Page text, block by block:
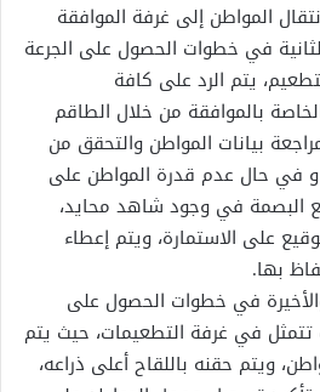
المواطن إلى غرفة الموافقة
في خطوات الحصول على الجرعة
يتم الرد على كافة
بالموافقة من خلال الطاقم
بيانات المواطن والتحقق من
و في حال عدم قدرة المواطن على
البصمة في وجود شاهد محايد،
على الاستمارة، ويتم إعطاء
بها.
في خطوات الحصول على
تتمثل في غرفة التطعيمات، حيث يتم
ويتم حقنه باللقاح أعلى ذراعه،